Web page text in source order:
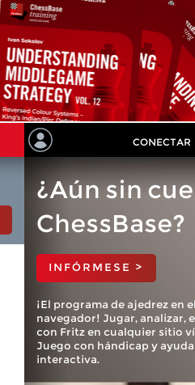
CONECTAR
¿Aún sin
ChessBase?
INFÓRMESE >
¡El programa de ajedrez en el
navegador! Jugar, analizar,
con Fritz en cualquier sitio
Juego con hándicap y ayuda
interactiva.